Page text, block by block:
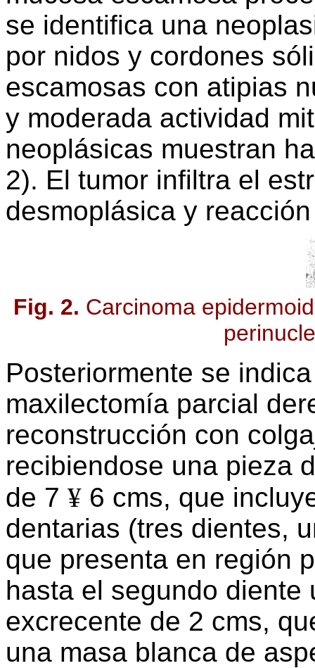
se identifica una
por nidos y cordones
escamosas con atipias
y moderada actividad
neoplásicas muestran
2). El tumor infiltra el
desmoplásica y
Fig. 2. Carcinoma
Posteriormente se
maxilectomía parcial
reconstrucción con
recibiendose una pieza
de 7 ¥ 6 cms, que
dentarias (tres dientes,
que presenta en región
hasta el segundo diente
excrecente de 2 cms,
una masa blanca de